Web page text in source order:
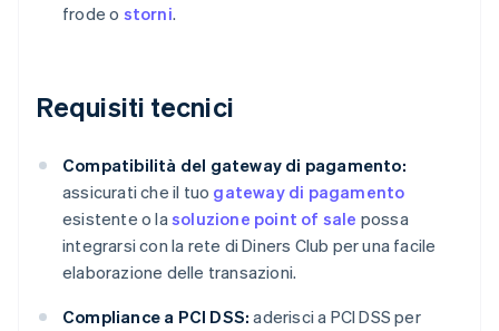
frode o storni.
Requisiti tecnici
Compatibilità del gateway di pagamento:
assicurati che il tuo gateway di pagamento
esistente o lasoluzione point of sale possa
integrarsi con la rete di Diners Club per una facile
elaborazione delle transazioni.
Compliance a PCI DSS: aderisci a PCI DSS per